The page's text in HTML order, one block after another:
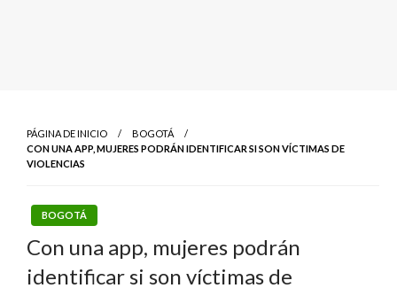
PÁGINA DE INICIO
BOGOTÁ
CON UNA APP, MUJERES PODRÁN IDENTIFICAR SI SON VÍCTIMAS DE
VIOLENCIAS
BOGOTÁ
Con una app, mujeres podrán
identificar si son víctimas de